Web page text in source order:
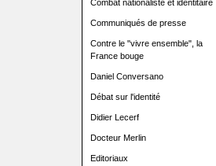
Combat nationaliste et identitaire
Communiqués de presse
Contre le "vivre ensemble", la
France bouge
Daniel Conversano
Débat sur l'identité
Didier Lecerf
Docteur Merlin
Editoriaux